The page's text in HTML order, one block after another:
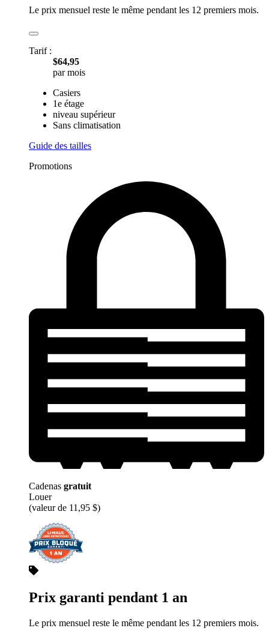
Le prix mensuel reste le même pendant les 12 premiers mois.
Tarif :
$64,95
par mois
Casiers
1e étage
niveau supérieur
Sans climatisation
Guide des tailles
Promotions
Cadenas gratuit
Louer
(valeur de 11,95 $)
Prix garanti pendant 1 an
Le prix mensuel reste le même pendant les 12 premiers mois.